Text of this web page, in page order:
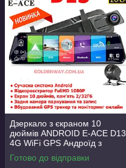
Дзеркало з єкраном 10
дюймів ANDROID E-ACE D13
4G WiFi GPS Андроїд з
відеореєстратором на дві
камери
Готово до відправки